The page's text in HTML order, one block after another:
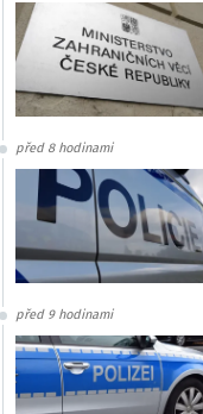
před 8 hodinami
před 9 hodinami